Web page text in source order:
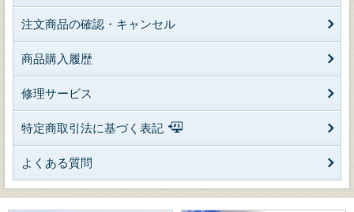
注文商品の確認・キャンセル
商品購入履歴
修理サービス
特定商取引法に基づく表記
よくある質問